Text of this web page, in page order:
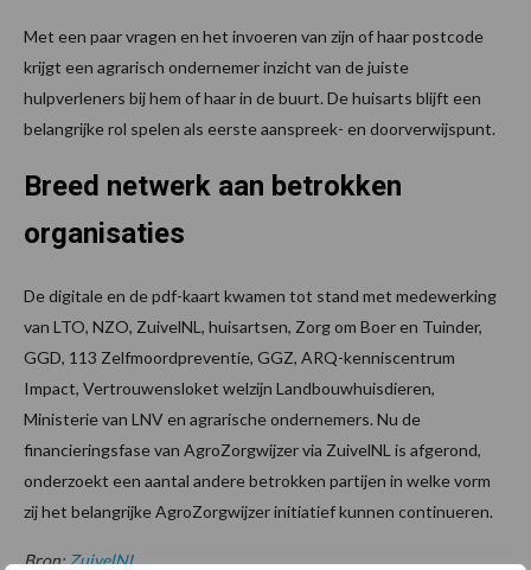
Met een paar vragen en het invoeren van zijn of haar postcode
krijgt een agrarisch ondernemer inzicht van de juiste
hulpverleners bij hem of haar in de buurt. De huisarts blijft een
belangrijke rol spelen als eerste aanspreek- en doorverwijspunt.
Breed netwerk aan betrokken
organisaties
De digitale en de pdf-kaart kwamen tot stand met medewerking
van LTO, NZO, ZuivelNL, huisartsen, Zorg om Boer en Tuinder,
GGD, 113 Zelfmoordpreventie, GGZ, ARQ-kenniscentrum
Impact, Vertrouwensloket welzijn Landbouwhuisdieren,
Ministerie van LNV en agrarische ondernemers. Nu de
financieringsfase van AgroZorgwijzer via ZuivelNL is afgerond,
onderzoekt een aantal andere betrokken partijen in welke vorm
zij het belangrijke AgroZorgwijzer initiatief kunnen continueren.
Bron:ZuivelNL